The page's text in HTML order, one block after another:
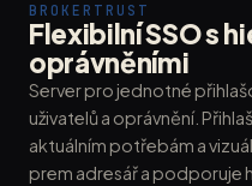
BROKERTRUST
Flexibilní SSO s
oprávněními
Server pro jednotné
uživatelů a oprávnění.
aktuálním potřebám a
prem adresář a podporuje